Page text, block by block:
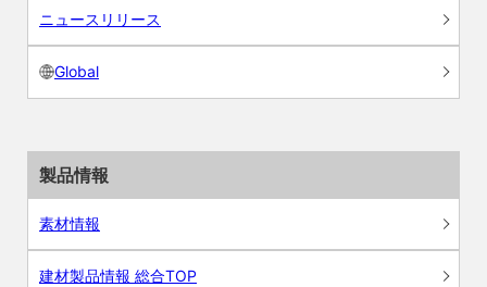
ニュースリリース
Global
製品情報
素材情報
建材製品情報 総合TOP